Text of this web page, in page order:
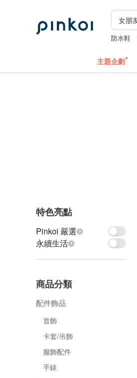
防水鞋
主題企劃
特色亮點
Pinkoi 嚴選
永續生活
商品分類
配件飾品
首飾
卡套/吊飾
服飾配件
手錶